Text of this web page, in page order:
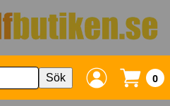
Sök 0